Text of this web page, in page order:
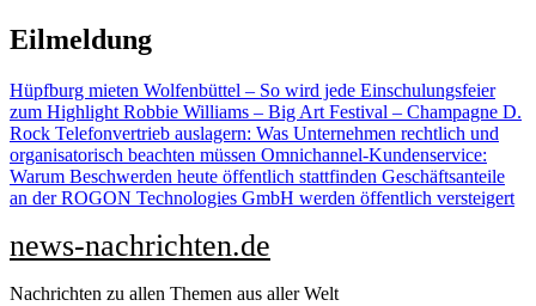
Zu
Inhalten
Eilmeldung
Hüpfburg mieten Wolfenbüttel – So wird jede Einschulungsfeier
zum Highlight Robbie Williams – Big Art Festival – Champagne D.
Rock Telefonvertrieb auslagern: Was Unternehmen rechtlich und
organisatorisch beachten müssen Omnichannel-Kundenservice:
Warum Beschwerden heute öffentlich stattfinden Geschäftsanteile
an der ROGON Technologies GmbH werden öffentlich versteigert
news-nachrichten.de
Nachrichten zu allen Themen aus aller Welt